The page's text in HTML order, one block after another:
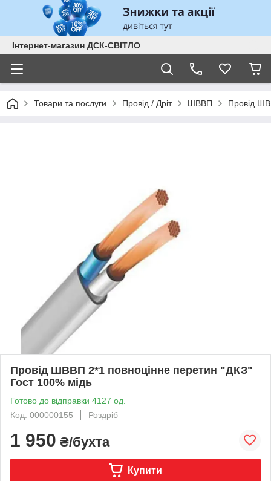
Інтернет-магазин ДСК-СВІТЛО
Товари та послуги Провід / Дріт ШВВП Провід
Провід ШВВП 2*1 повноцінне перетин "ДКЗ"
Гост 100% мідь
Готово до відправки 4127 од.
Код: 000000155
Роздріб
1 950 ₴/бухта
Купити